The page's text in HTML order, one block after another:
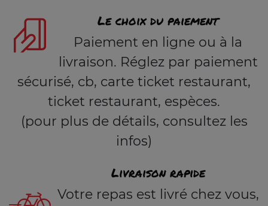
Le choix du paiement
Paiement en ligne ou à la
livraison. Réglez par paiement
sécurisé, cb, carte ticket restaurant,
ticket restaurant, espèces.
(pour plus de détails, consultez les
infos)
Livraison rapide
Votre repas est livré chez vous,